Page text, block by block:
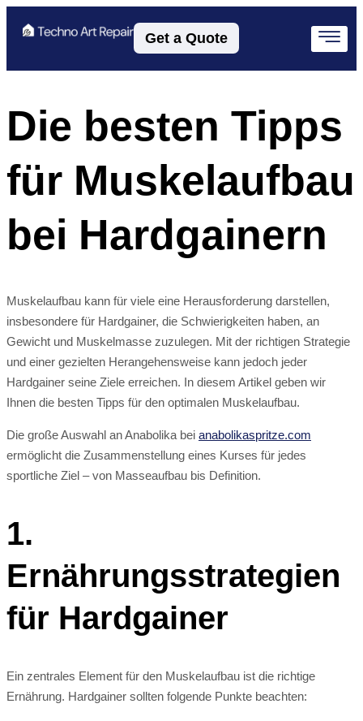
Get a Quote
Die besten Tipps
für Muskelaufbau
bei Hardgainern
Muskelaufbau kann für viele eine Herausforderung darstellen,
insbesondere für Hardgainer, die Schwierigkeiten haben, an
Gewicht und Muskelmasse zuzulegen. Mit der richtigen Strategie
und einer gezielten Herangehensweise kann jedoch jeder
Hardgainer seine Ziele erreichen. In diesem Artikel geben wir
Ihnen die besten Tipps für den optimalen Muskelaufbau.
Die große Auswahl an Anabolika bei anabolikaspritze.com
ermöglicht die Zusammenstellung eines Kurses für jedes
sportliche Ziel – von Masseaufbau bis Definition.
1.
Ernährungsstrategien
für Hardgainer
Ein zentrales Element für den Muskelaufbau ist die richtige
Ernährung. Hardgainer sollten folgende Punkte beachten: